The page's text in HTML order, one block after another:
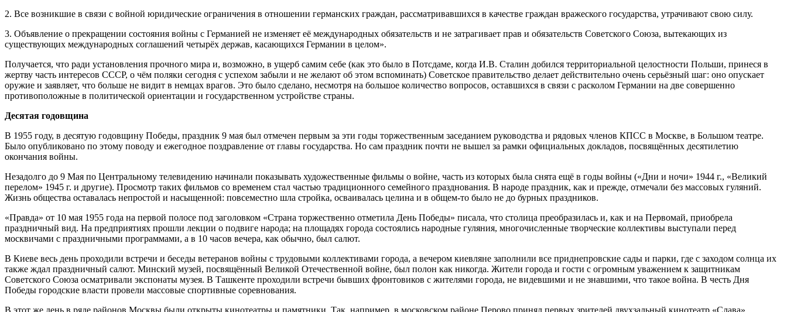
2. Все возникшие в связи с войной юридические ограничения в отношении германских граждан, рассматривавшихся в качестве граждан вражеского государства, утрачивают свою силу.
3. Объявление о прекращении состояния войны с Германией не изменяет её международных обязательств и не затрагивает прав и обязательств Советского Союза, вытекающих из
существующих международных соглашений четырёх держав, касающихся Германии в целом».
Получается, что ради установления прочного мира и, возможно, в ущерб самим себе (как это было в Потсдаме, когда И.В. Сталин добился территориальной целостности Польши, принеся в
жертву часть интересов СССР, о чём поляки сегодня с успехом забыли и не желают об этом вспоминать) Советское правительство делает действительно очень серьёзный шаг: оно опускает
оружие и заявляет, что больше не видит в немцах врагов. Это было сделано, несмотря на большое количество вопросов, оставшихся в связи с расколом Германии на две совершенно
противоположные в политической ориентации и государственном устройстве страны.
Десятая годовщина
В 1955 году, в десятую годовщину Победы, праздник 9 мая был отмечен первым за эти годы торжественным заседанием руководства и рядовых членов КПСС в Москве, в Большом театре.
Было опубликовано по этому поводу и ежегодное поздравление от главы государства. Но сам праздник почти не вышел за рамки официальных докладов, посвящённых десятилетию
окончания войны.
Незадолго до 9 Мая по Центральному телевидению начинали показывать художественные фильмы о войне, часть из которых была снята ещё в годы войны («Дни и ночи» 1944 г., «Великий
перелом» 1945 г. и другие). Просмотр таких фильмов со временем стал частью традиционного семейного празднования. В народе праздник, как и прежде, отмечали без массовых гуляний.
Жизнь общества оставалась непростой и насыщенной: повсеместно шла стройка, осваивалась целина и в общем-то было не до бурных праздников.
«Правда» от 10 мая 1955 года на первой полосе под заголовком «Страна торжественно отметила День Победы» писала, что столица преобразилась и, как и на Первомай, приобрела
праздничный вид. На предприятиях прошли лекции о подвиге народа; на площадях города состоялись народные гуляния, многочисленные творческие коллективы выступали перед
москвичами с праздничными программами, а в 10 часов вечера, как обычно, был салют.
В Киеве весь день проходили встречи и беседы ветеранов войны с трудовыми коллективами города, а вечером киевляне заполнили все приднепровские сады и парки, где с заходом солнца их
также ждал праздничный салют. Минский музей, посвящённый Великой Отечественной войне, был полон как никогда. Жители города и гости с огромным уважением к защитникам
Советского Союза осматривали экспонаты музея. В Ташкенте проходили встречи бывших фронтовиков с жителями города, не видевшими и не знавшими, что такое война. В честь Дня
Победы городские власти провели массовые спортивные соревнования.
В этот же день в ряде районов Москвы были открыты кинотеатры и памятники. Так, например, в московском районе Перово принял первых зрителей двухзальный кинотеатр «Слава».